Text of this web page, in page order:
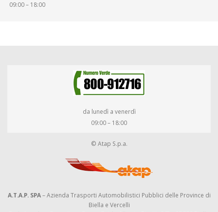
09:00 – 18:00
da lunedì a venerdì
09:00 – 18:00
© Atap S.p.a.
A.T.A.P. SPA– Azienda Trasporti Automobilistici Pubblici delle Province di
Biella e Vercelli